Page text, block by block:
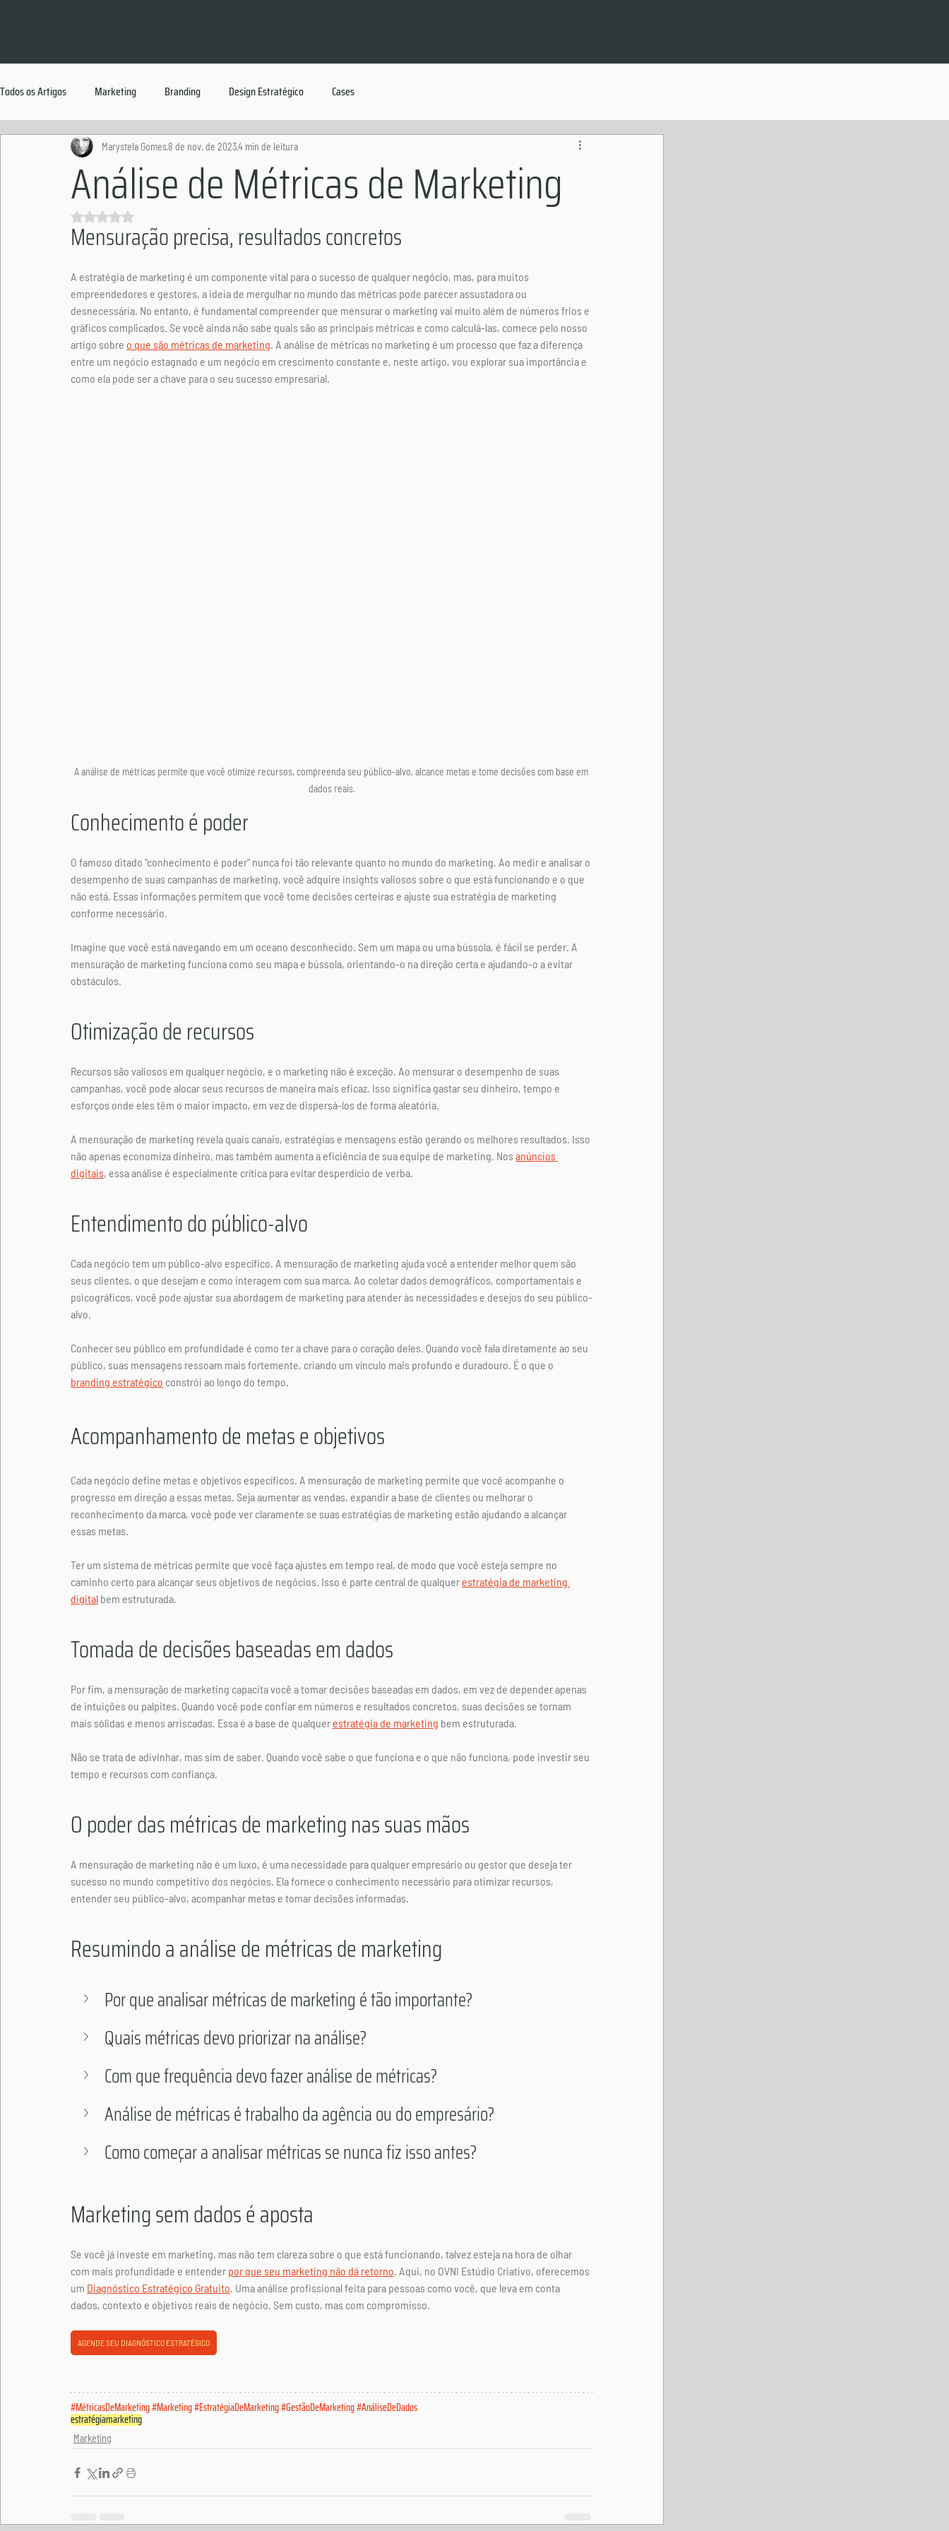
Todos os Artigos Marketing Branding Design Estratégico Cases
Análise de Métricas de Marketing
Marystela Gomes8 de nov. de 20234 min de leitura
Avaliado com NaN de 5 estrelas.
Mensuração precisa, resultados concretos
A estratégia de marketing é um componente vital para o sucesso de qualquer negócio, mas, para muitos
empreendedores e gestores, a ideia de mergulhar no mundo das métricas pode parecer assustadora ou
desnecessária. No entanto, é fundamental compreender que mensurar o marketing vai muito além de números frios e
gráficos complicados. Se você ainda não sabe quais são as principais métricas e como calculá-las, comece pelo nosso
artigo sobre o que são métricas de marketing. A análise de métricas no marketing é um processo que faz a diferença
entre um negócio estagnado e um negócio em crescimento constante e, neste artigo, vou explorar sua importância e
como ela pode ser a chave para o seu sucesso empresarial.
A análise de métricas permite que você otimize recursos, compreenda seu público-alvo, alcance metas e tome decisões com base em
dados reais.
Conhecimento é poder
O famoso ditado "conhecimento é poder" nunca foi tão relevante quanto no mundo do marketing. Ao medir e analisar o
desempenho de suas campanhas de marketing, você adquire insights valiosos sobre o que está funcionando e o que
não está. Essas informações permitem que você tome decisões certeiras e ajuste sua estratégia de marketing
conforme necessário.
Imagine que você está navegando em um oceano desconhecido. Sem um mapa ou uma bússola, é fácil se perder. A
mensuração de marketing funciona como seu mapa e bússola, orientando-o na direção certa e ajudando-o a evitar
obstáculos.
Otimização de recursos
Recursos são valiosos em qualquer negócio, e o marketing não é exceção. Ao mensurar o desempenho de suas
campanhas, você pode alocar seus recursos de maneira mais eficaz. Isso significa gastar seu dinheiro, tempo e
esforços onde eles têm o maior impacto, em vez de dispersá-los de forma aleatória.
A mensuração de marketing revela quais canais, estratégias e mensagens estão gerando os melhores resultados. Isso
não apenas economiza dinheiro, mas também aumenta a eficiência de sua equipe de marketing. Nos anúncios
digitais, essa análise é especialmente crítica para evitar desperdício de verba.
Entendimento do público-alvo
Cada negócio tem um público-alvo específico. A mensuração de marketing ajuda você a entender melhor quem são
seus clientes, o que desejam e como interagem com sua marca. Ao coletar dados demográficos, comportamentais e
psicográficos, você pode ajustar sua abordagem de marketing para atender às necessidades e desejos do seu público-
alvo.
Conhecer seu público em profundidade é como ter a chave para o coração deles. Quando você fala diretamente ao seu
público, suas mensagens ressoam mais fortemente, criando um vínculo mais profundo e duradouro. É o que o
branding estratégico constrói ao longo do tempo.
Acompanhamento de metas e objetivos
Cada negócio define metas e objetivos específicos. A mensuração de marketing permite que você acompanhe o
progresso em direção a essas metas. Seja aumentar as vendas, expandir a base de clientes ou melhorar o
reconhecimento da marca, você pode ver claramente se suas estratégias de marketing estão ajudando a alcançar
essas metas.
Ter um sistema de métricas permite que você faça ajustes em tempo real, de modo que você esteja sempre no
caminho certo para alcançar seus objetivos de negócios. Isso é parte central de qualquer estratégia de marketing
digital bem estruturada.
Tomada de decisões baseadas em dados
Por fim, a mensuração de marketing capacita você a tomar decisões baseadas em dados, em vez de depender apenas
de intuições ou palpites. Quando você pode confiar em números e resultados concretos, suas decisões se tornam
mais sólidas e menos arriscadas. Essa é a base de qualquer estratégia de marketing bem estruturada.
Não se trata de adivinhar, mas sim de saber. Quando você sabe o que funciona e o que não funciona, pode investir seu
tempo e recursos com confiança.
O poder das métricas de marketing nas suas mãos
A mensuração de marketing não é um luxo, é uma necessidade para qualquer empresário ou gestor que deseja ter
sucesso no mundo competitivo dos negócios. Ela fornece o conhecimento necessário para otimizar recursos,
entender seu público-alvo, acompanhar metas e tomar decisões informadas.
Resumindo a análise de métricas de marketing
Por que analisar métricas de marketing é tão importante?
Quais métricas devo priorizar na análise?
Com que frequência devo fazer análise de métricas?
Análise de métricas é trabalho da agência ou do empresário?
Como começar a analisar métricas se nunca fiz isso antes?
Marketing sem dados é aposta
Se você já investe em marketing, mas não tem clareza sobre o que está funcionando, talvez esteja na hora de olhar
com mais profundidade e entender por que seu marketing não dá retorno. Aqui, no OVNI Estúdio Criativo, oferecemos
um Diagnóstico Estratégico Gratuito. Uma análise profissional feita para pessoas como você, que leva em conta
dados, contexto e objetivos reais de negócio. Sem custo, mas com compromisso.
AGENDE SEU DIAGNÓSTICO ESTRATÉGICO
#MétricasDeMarketing#Marketing#EstratégiaDeMarketing#GestãoDeMarketing#AnáliseDeDados
estratégiamarketing
Marketing